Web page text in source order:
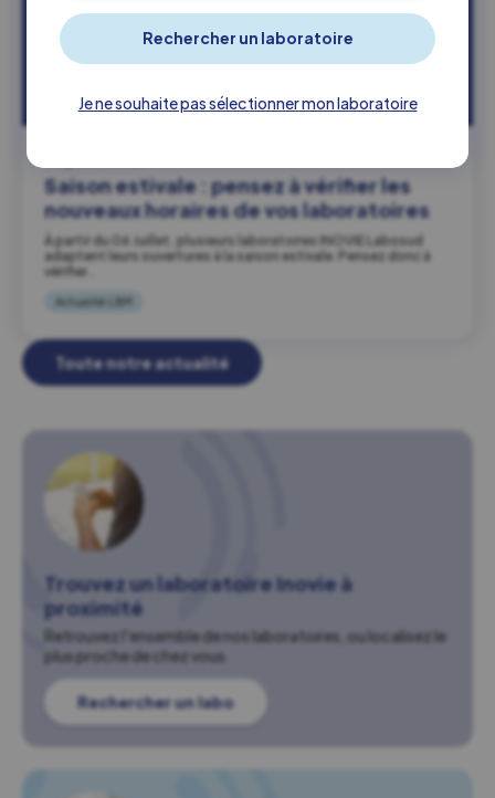
Je ne souhaite pas sélectionner mon laboratoire
Saison estivale : pensez à vérifier les
nouveaux horaires de vos laboratoires
À partir du 06 Juillet, plusieurs laboratoires INOVIE Labosud
adaptent leurs ouvertures à la saison estivale. Pensez donc à
vérifier…
Actualité LBM
Toute notre actualité
Trouvez un laboratoire Inovie à
proximité
Retrouvez l'ensemble de nos laboratoires, ou localisez le
plus proche de chez vous.
Rechercher un labo